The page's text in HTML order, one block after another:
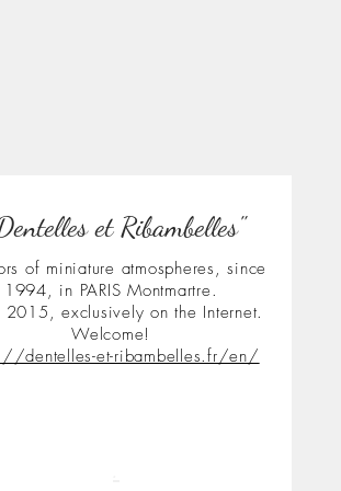
et Ribambelles"
of miniature atmospheres, since
1994, in PARIS Montmartre.
2015, exclusively on the Internet.
Welcome!
dentelles-et-ribambelles.fr/en/